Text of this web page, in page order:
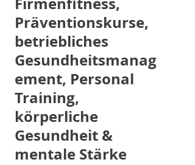
Präventionskurse,
betriebliches
Gesundheitsmanag
ement, Personal
Training,
körperliche
Gesundheit &
mentale Stärke